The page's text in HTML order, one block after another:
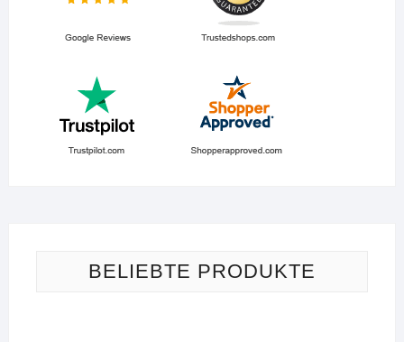
BELIEBTE PRODUKTE